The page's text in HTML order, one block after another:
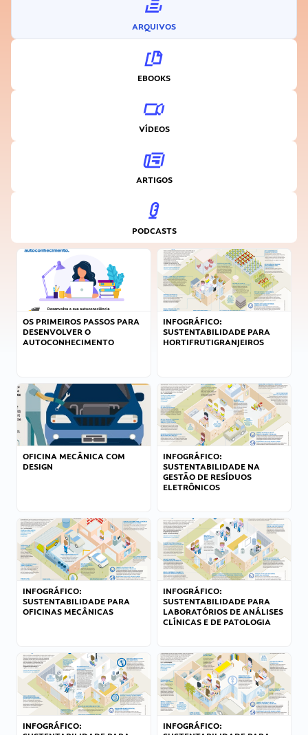
ARQUIVOS
EBOOKS
VÍDEOS
ARTIGOS
PODCASTS
OS PRIMEIROS PASSOS PARA
DESENVOLVER O
AUTOCONHECIMENTO
INFOGRÁFICO:
SUSTENTABILIDADE PARA
HORTIFRUTIGRANJEIROS
OFICINA MECÂNICA COM
DESIGN
INFOGRÁFICO:
SUSTENTABILIDADE NA
GESTÃO DE RESÍDUOS
ELETRÔNICOS
INFOGRÁFICO:
SUSTENTABILIDADE PARA
OFICINAS MECÂNICAS
INFOGRÁFICO:
SUSTENTABILIDADE PARA
LABORATÓRIOS DE ANÁLISES
CLÍNICAS E DE PATOLOGIA
INFOGRÁFICO:
INFOGRÁFICO: